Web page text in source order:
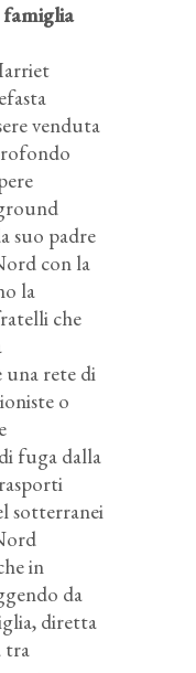
venduta
suo padre
con la
la
che
rete di
o
fuga dalla
sotterranei
in
da
diretta
tra